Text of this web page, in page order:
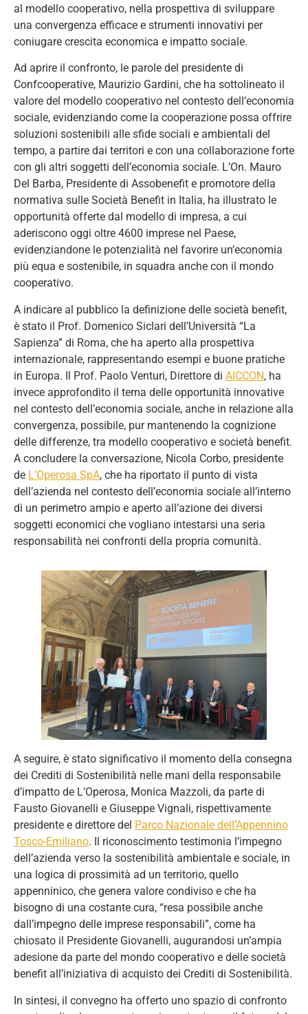
al modello cooperativo, nella prospettiva di sviluppare
una convergenza efficace e strumenti innovativi per
coniugare crescita economica e impatto sociale.
Ad aprire il confronto, le parole del presidente di
Confcooperative, Maurizio Gardini, che ha sottolineato il
valore del modello cooperativo nel contesto dell’economia
sociale, evidenziando come la cooperazione possa offrire
soluzioni sostenibili alle sfide sociali e ambientali del
tempo, a partire dai territori e con una collaborazione forte
con gli altri soggetti dell’economia sociale. L’On. Mauro
Del Barba, Presidente di Assobenefit e promotore della
normativa sulle Società Benefit in Italia, ha illustrato le
opportunità offerte dal modello di impresa, a cui
aderiscono oggi oltre 4600 imprese nel Paese,
evidenziandone le potenzialità nel favorire un’economia
più equa e sostenibile, in squadra anche con il mondo
cooperativo.
A indicare al pubblico la definizione delle società benefit,
è stato il Prof. Domenico Siclari dell’Università “La
Sapienza” di Roma, che ha aperto alla prospettiva
internazionale, rappresentando esempi e buone pratiche
in Europa. Il Prof. Paolo Venturi, Direttore di AICCON, ha
invece approfondito il tema delle opportunità innovative
nel contesto dell’economia sociale, anche in relazione alla
convergenza, possibile, pur mantenendo la cognizione
delle differenze, tra modello cooperativo e società benefit.
A concludere la conversazione, Nicola Corbo, presidente
de L’Operosa SpA, che ha riportato il punto di vista
dell’azienda nel contesto dell’economia sociale all’interno
di un perimetro ampio e aperto all’azione dei diversi
soggetti economici che vogliano intestarsi una seria
responsabilità nei confronti della propria comunità.
A seguire, è stato significativo il momento della consegna
dei Crediti di Sostenibilità nelle mani della responsabile
d’impatto de L’Operosa, Monica Mazzoli, da parte di
Fausto Giovanelli e Giuseppe Vignali, rispettivamente
presidente e direttore del Parco Nazionale dell’Appennino
Tosco-Emiliano. Il riconoscimento testimonia l’impegno
dell’azienda verso la sostenibilità ambientale e sociale, in
una logica di prossimità ad un territorio, quello
appenninico, che genera valore condiviso e che ha
bisogno di una costante cura, “resa possibile anche
dall’impegno delle imprese responsabili”, come ha
chiosato il Presidente Giovanelli, augurandosi un’ampia
adesione da parte del mondo cooperativo e delle società
benefit all’iniziativa di acquisto dei Crediti di Sostenibilità.
In sintesi, il convegno ha offerto uno spazio di confronto